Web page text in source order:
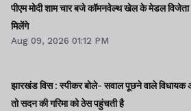
पीएम मोदी शाम चार बजे कॉमनवेल्थ खेल के मेडल विजेता
मिलेंगे
Aug 09, 2026 01:12 PM
झारखंड विस : स्पीकर बोले- सवाल पूछने वाले विधायक
तो सदन की गरिमा को ठेस पहुंचती है